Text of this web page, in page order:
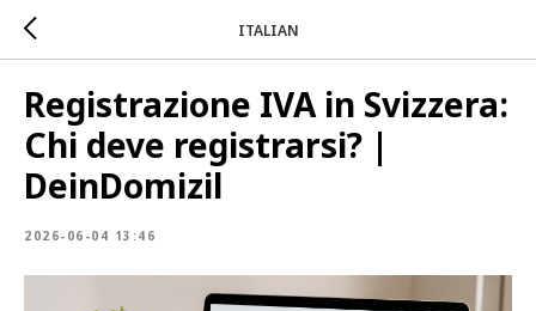
ITALIAN
Registrazione IVA in Svizzera:
Chi deve registrarsi? |
DeinDomizil
2026-06-04 13:46